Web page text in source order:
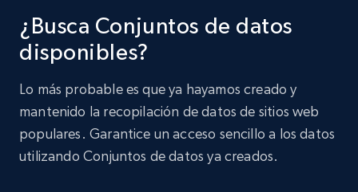
¿Busca Conjuntos de datos
disponibles?
Lo más probable es que ya hayamos creado y
mantenido la recopilación de datos de sitios web
populares. Garantice un acceso sencillo a los datos
utilizando Conjuntos de datos ya creados.